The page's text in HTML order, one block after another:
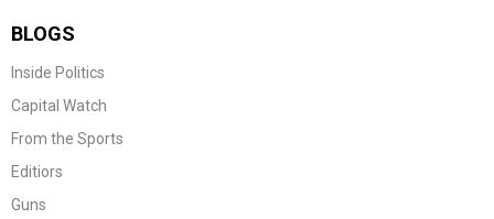
BLOGS
Inside Politics
Capital Watch
From the Sports
Editiors
Guns